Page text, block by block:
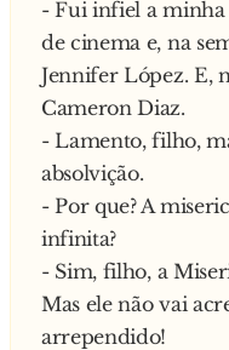
- Fui infiel a minha
de cinema e, na
Jennifer López. E,
Cameron Diaz.
- Lamento, filho,
absolvição.
- Por que? A
infinita?
- Sim, filho, a
Mas ele não vai
arrependido!